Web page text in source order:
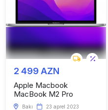
2 499 AZN
Apple Macbook
MacBook M2 Pro
Bakı 23 aprel 2023